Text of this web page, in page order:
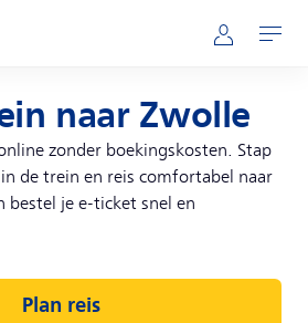
van ns.nl Mijn NS
Openen
naar Zwolle
zonder boekingskosten. Stap
de trein en reis comfortabel naar
bestel je e-ticket snel en
Plan reis